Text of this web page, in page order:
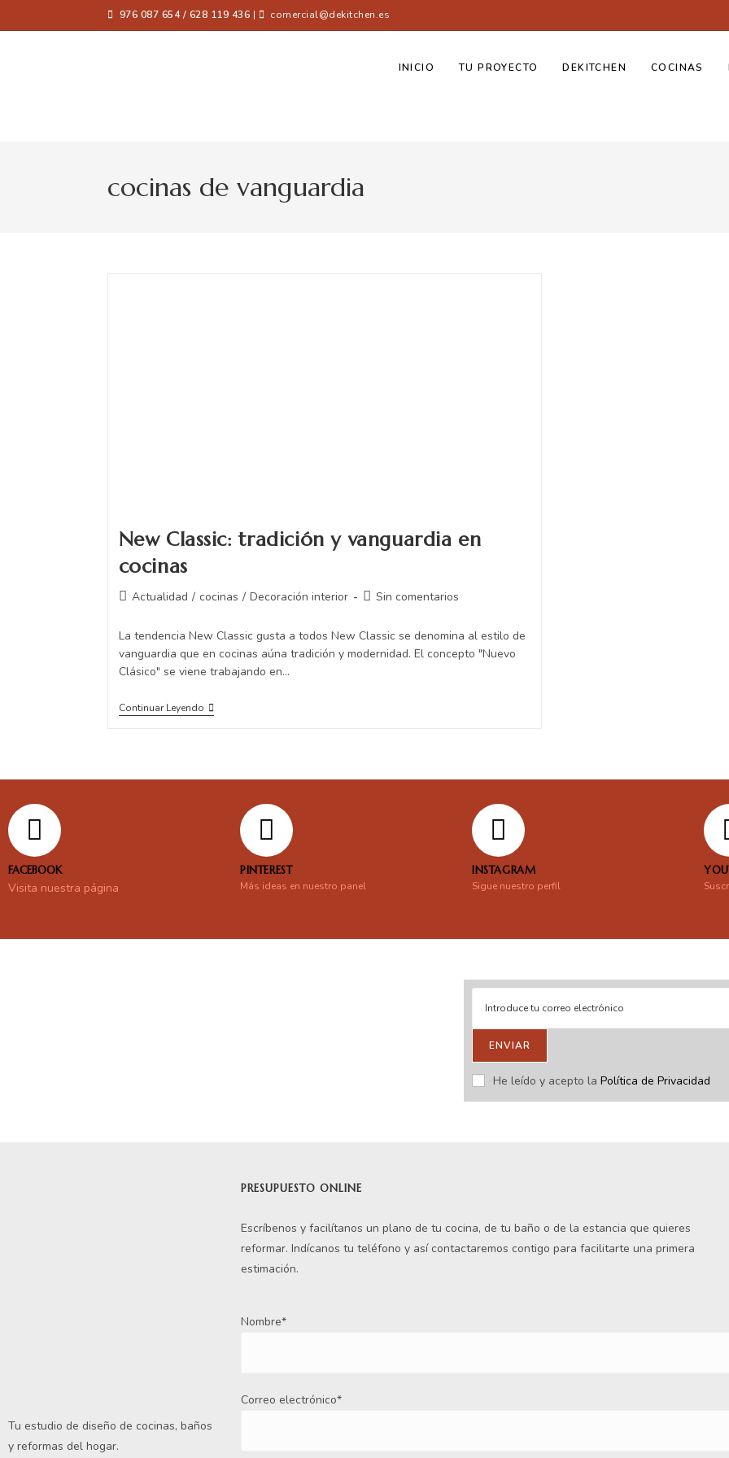
976 087 654 / 628 119 436 | comercial@dekitchen.es
INICIO TU PROYECTO DEKITCHEN COCINAS
cocinas de vanguardia
New Classic: tradición y vanguardia en
cocinas
Actualidad / cocinas / Decoración interior Sin comentarios
La tendencia New Classic gusta a todos New Classic se denomina al estilo de
vanguardia que en cocinas aúna tradición y modernidad. El concepto "Nuevo
Clásico" se viene trabajando en…
Continuar Leyendo
FACEBOOK
Visita nuestra página
PINTEREST
Más ideas en nuestro panel
INSTAGRAM
Sigue nuestro perfil
ENVIAR
He leído y acepto la Política de Privacidad
Tu estudio de diseño de cocinas, baños
y reformas del hogar.
PRESUPUESTO ONLINE
Escríbenos y facilítanos un plano de tu cocina, de tu baño o de la estancia que quieres
reformar. Indícanos tu teléfono y así contactaremos contigo para facilitarte una primera
estimación.
Nombre*
Correo electrónico*